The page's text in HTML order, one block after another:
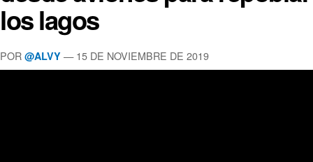
los lagos
POR @ALVY — 15 DE NOVIEMBRE DE 2019